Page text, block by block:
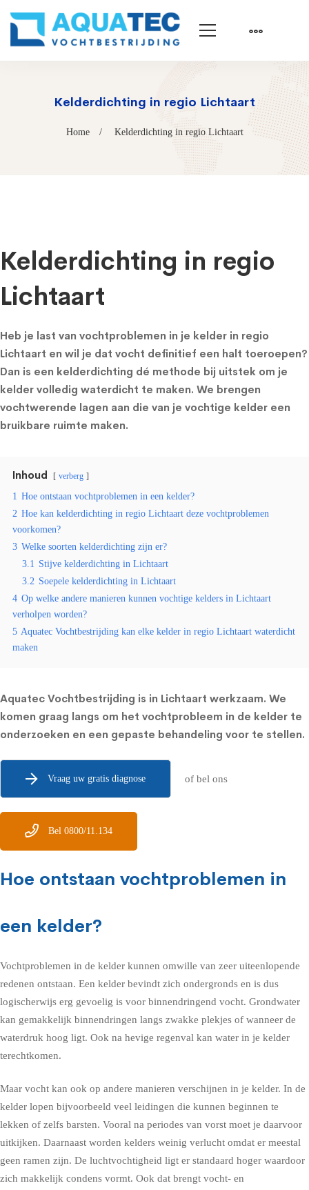
Kelderdichting in regio Lichtaart
Home Kelderdichting in regio Lichtaart
Kelderdichting in regio
Lichtaart
Heb je last van vochtproblemen in je kelder in regio
Lichtaart en wil je dat vocht definitief een halt toeroepen?
Dan is een kelderdichting dé methode bij uitstek om je
kelder volledig waterdicht te maken. We brengen
vochtwerende lagen aan die van je vochtige kelder een
bruikbare ruimte maken.
Inhoud verberg
1 Hoe ontstaan vochtproblemen in een kelder?
2 Hoe kan kelderdichting in regio Lichtaart deze vochtproblemen
voorkomen?
3 Welke soorten kelderdichting zijn er?
3.1 Stijve kelderdichting in Lichtaart
3.2 Soepele kelderdichting in Lichtaart
4 Op welke andere manieren kunnen vochtige kelders in Lichtaart
verholpen worden?
5 Aquatec Vochtbestrijding kan elke kelder in regio Lichtaart waterdicht
maken
Aquatec Vochtbestrijding is in Lichtaart werkzaam. We
komen graag langs om het vochtprobleem in de kelder te
onderzoeken en een gepaste behandeling voor te stellen.
Vraag uw gratis diagnose of bel ons
Bel 0800/11.134
Hoe ontstaan vochtproblemen in
een kelder?
Vochtproblemen in de kelder kunnen omwille van zeer uiteenlopende
redenen ontstaan. Een kelder bevindt zich ondergronds en is dus
logischerwijs erg gevoelig is voor binnendringend vocht. Grondwater
kan gemakkelijk binnendringen langs zwakke plekjes of wanneer de
waterdruk hoog ligt. Ook na hevige regenval kan water in je kelder
terechtkomen.
Maar vocht kan ook op andere manieren verschijnen in je kelder. In de
kelder lopen bijvoorbeeld veel leidingen die kunnen beginnen te
lekken of zelfs barsten. Vooral na periodes van vorst moet je daarvoor
uitkijken. Daarnaast worden kelders weinig verlucht omdat er meestal
geen ramen zijn. De luchtvochtigheid ligt er standaard hoger waardoor
zich makkelijk condens vormt. Ook dat brengt vocht- en